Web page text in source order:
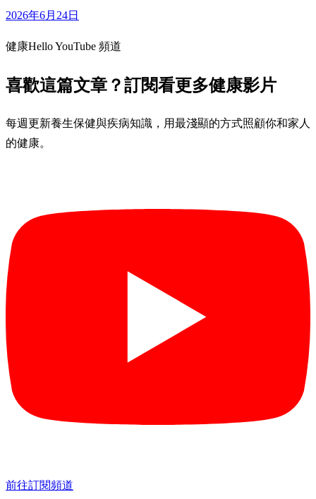
2026年6月24日
健康Hello YouTube 頻道
喜歡這篇文章？訂閱看更多健康影片
每週更新養生保健與疾病知識，用最淺顯的方式照顧你和家人
的健康。
前往訂閱頻道